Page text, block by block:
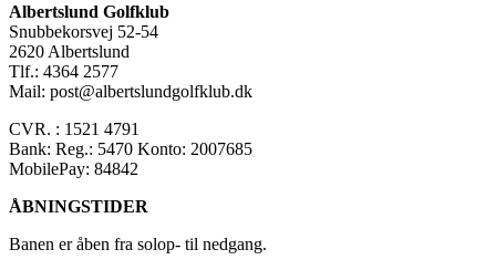
Albertslund Golfklub
Snubbekorsvej 52-54
2620 Albertslund
Tlf.: 4364 2577
Mail: post@albertslundgolfklub.dk
CVR. : 1521 4791
Bank: Reg.: 5470 Konto: 2007685
MobilePay: 84842
ÅBNINGSTIDER
Banen er åben fra solop- til nedgang.